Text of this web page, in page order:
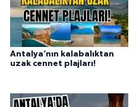
Antalya’nın kalabalıktan
uzak cennet plajları!